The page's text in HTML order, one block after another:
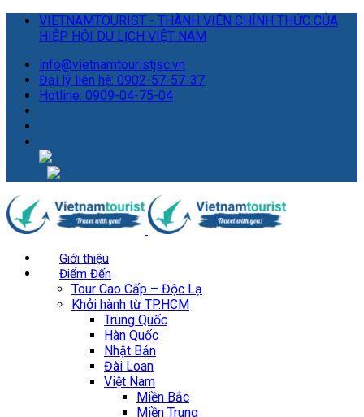
VIETNAMTOURIST - THÀNH VIÊN CHÍNH THỨC CỦA
HIỆP HỘI DU LỊCH VIỆT NAM
info@vietnamtouristjsc.vn
Đại lý liên hệ: 0902-57-57-37
Hotline: 0909-04-75-04
Giới thiệu
Điểm Đến
Tour Cao Cấp – Độc Lạ
Khởi hành từ TP.HCM
Trung Quốc
Hàn Quốc
Nhật Bản
Đài Loan
Việt Nam
Miền Bắc
Miền Trung